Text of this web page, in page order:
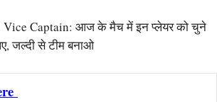
Vice Captain: आज के मैच में इन प्लेयर को चुने
जल्दी से टीम बनाओ